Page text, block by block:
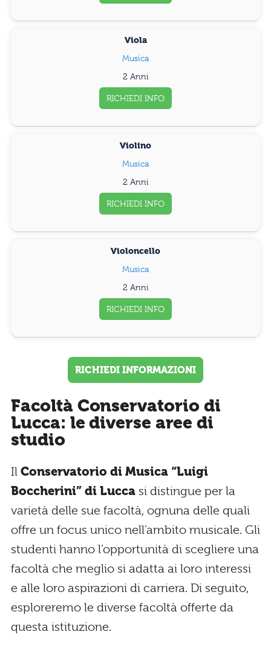
Viola
Musica
2 Anni
RICHIEDI INFO
Violino
Musica
2 Anni
RICHIEDI INFO
Violoncello
Musica
2 Anni
RICHIEDI INFO
RICHIEDI INFORMAZIONI
Facoltà Conservatorio di
Lucca: le diverse aree di
studio
Il Conservatorio di Musica “Luigi
Boccherini” di Lucca si distingue per la
varietà delle sue facoltà, ognuna delle quali
offre un focus unico nell’ambito musicale. Gli
studenti hanno l’opportunità di scegliere una
facoltà che meglio si adatta ai loro interessi
e alle loro aspirazioni di carriera. Di seguito,
esploreremo le diverse facoltà offerte da
questa istituzione.